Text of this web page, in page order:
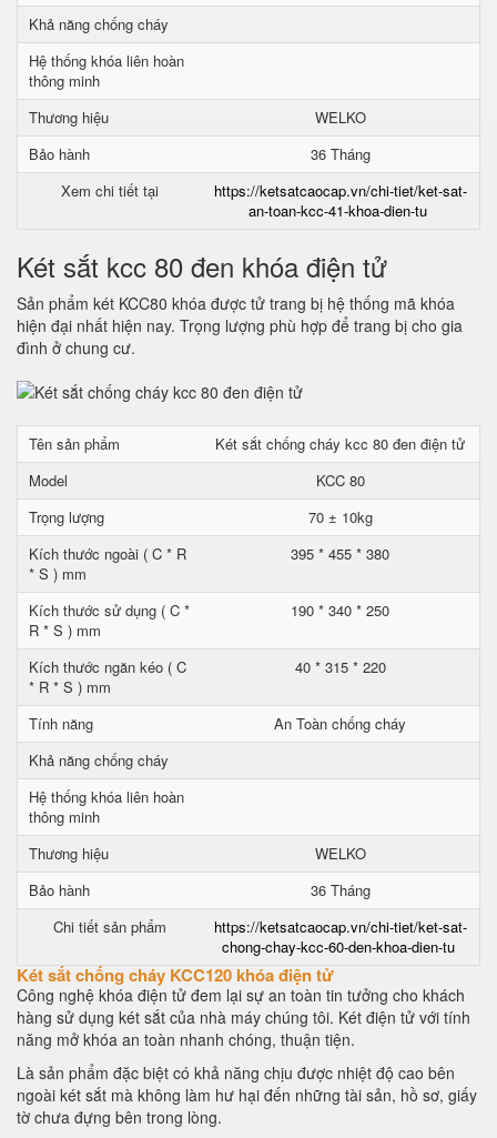
Khả năng chống cháy
Hệ thống khóa liên hoàn
thông minh
Thương hiệu
WELKO
Bảo hành
36 Tháng
Xem chi tiết tại
https://ketsatcaocap.vn/chi-tiet/ket-sat-
an-toan-kcc-41-khoa-dien-tu
Két sắt kcc 80 đen khóa điện tử
Sản phẩm két KCC80 khóa được tử trang bị hệ thống mã khóa
hiện đại nhất hiện nay. Trọng lượng phù hợp để trang bị cho gia
đình ở chung cư.
Tên sản phẩm
Két sắt chống cháy kcc 80 đen điện tử
Model
KCC 80
Trọng lượng
70 ± 10kg
Kích thước ngoài ( C * R
* S ) mm
395 * 455 * 380
Kích thước sử dụng ( C *
R * S ) mm
190 * 340 * 250
Kích thước ngăn kéo ( C
* R * S ) mm
40 * 315 * 220
Tính năng
An Toàn chống cháy
Khả năng chống cháy
Hệ thống khóa liên hoàn
thông minh
Thương hiệu
WELKO
Bảo hành
36 Tháng
Chi tiết sản phẩm
https://ketsatcaocap.vn/chi-tiet/ket-sat-
chong-chay-kcc-60-den-khoa-dien-tu
Két sắt chống cháy KCC120 khóa điện tử
Công nghệ khóa điện tử đem lại sự an toàn tin tưởng cho khách
hàng sử dụng két sắt của nhà máy chúng tôi. Két điện tử với tính
năng mở khóa an toàn nhanh chóng, thuận tiện.
Là sản phẩm đặc biệt có khả năng chịu được nhiệt độ cao bên
ngoài két sắt mà không làm hư hại đến những tài sản, hồ sơ, giấy
tờ chưa đựng bên trong lòng.